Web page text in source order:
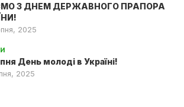
З ДНЕМ ДЕРЖАВНОГО ПРАПОРА
2025
День молоді в Україні!
2025